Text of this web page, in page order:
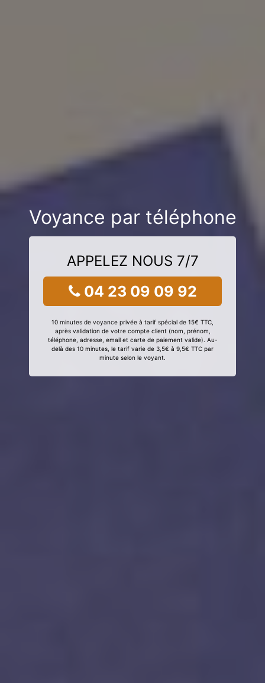
Voyance par téléphone
APPELEZ NOUS 7/7
04 23 09 09 92
10 minutes de voyance privée à tarif spécial de 15€ TTC,
après validation de votre compte client (nom, prénom,
téléphone, adresse, email et carte de paiement valide). Au-
delà des 10 minutes, le tarif varie de 3,5€ à 9,5€ TTC par
minute selon le voyant.